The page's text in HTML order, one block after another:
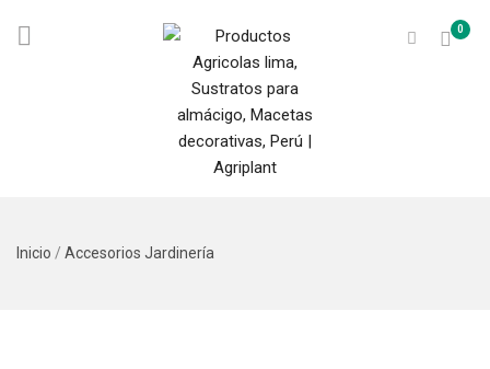
0
Inicio / Accesorios Jardinería